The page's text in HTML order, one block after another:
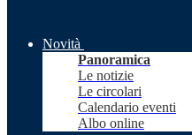
Novità
Panoramica
Le notizie
Le circolari
Calendario eventi
Albo online